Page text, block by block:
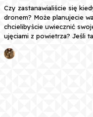
Czy zastanawialiście się
dronem? Może planujecie
chcielibyście uwiecznić
ujęciami z powietrza? Jeśli